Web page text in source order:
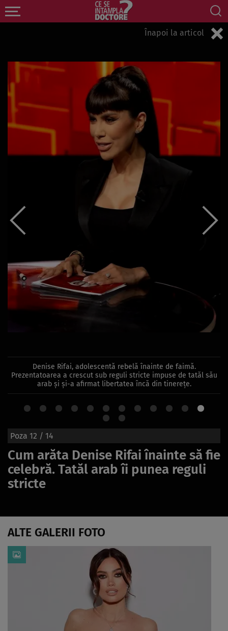
Înapoi la articol
Denise Rifai, adolescentă rebelă înainte de faimă.
Prezentatoarea a crescut sub reguli stricte impuse de tatăl său
arab și și-a afirmat libertatea încă din tinerețe.
Poza 12 / 14
Cum arăta Denise Rifai înainte să fie
celebră. Tatăl arab îi punea reguli
stricte
ALTE GALERII FOTO